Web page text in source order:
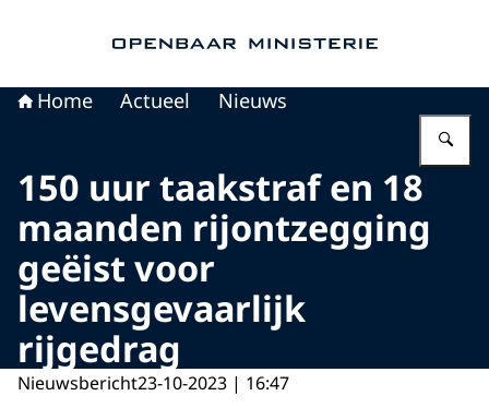
Home Actueel Nieuws
150 uur taakstraf en 18
maanden rijontzegging
geëist voor
levensgevaarlijk
rijgedrag
Nieuwsbericht23-10-2023 | 16:47